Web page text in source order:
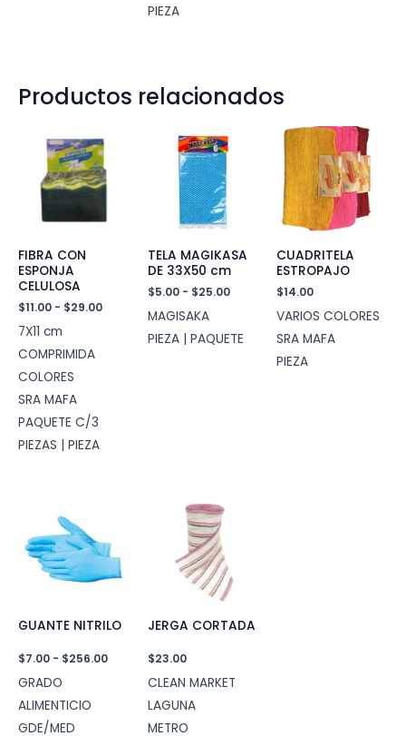
PIEZA
Productos relacionados
FIBRA CON
ESPONJA
CELULOSA
$11.00 - $29.00Rango
precios:
7X11 cm
COMPRIMIDA
COLORES
SRA MAFA
PAQUETE C/3
PIEZAS | PIEZA
TELA MAGIKASA
DE 33X50 cm
$5.00 - $25.00Rango
desde
MAGISAKA
PIEZA | PAQUETE
CUADRITELA
ESTROPAJO
$14.00
VARIOS COLORES
SRA MAFA
PIEZA
GUANTE NITRILO
$7.00 - $256.00Rango
precios:
GRADO
ALIMENTICIO
GDE/MED
JERGA CORTADA
$23.00
CLEAN MARKET
LAGUNA
METRO